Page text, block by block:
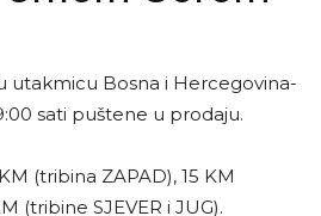
utakmicu Bosna i Hercegovina-
sati puštene u prodaju.
(tribina ZAPAD), 15 KM
(tribine SJEVER i JUG).